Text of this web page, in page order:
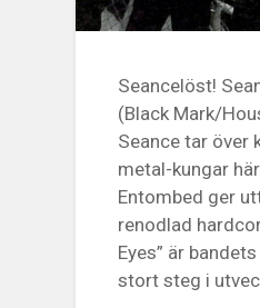
Seancelöst!
(Black Mark/
Seance tar över
metal-kungar
Entombed ger
renodlad
Eyes” är
stort steg i